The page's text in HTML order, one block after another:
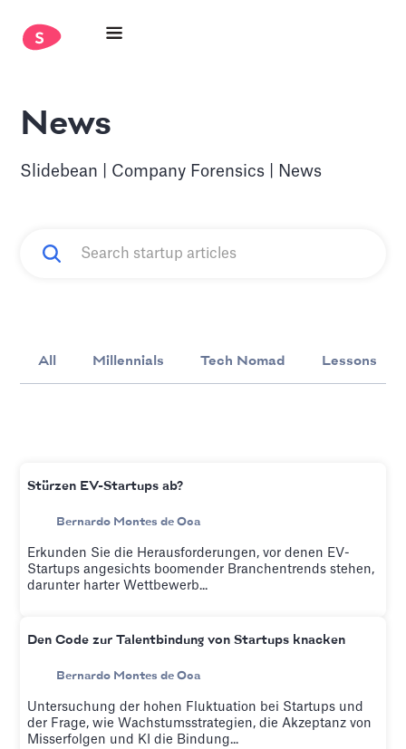
News
Slidebean | Company Forensics | News
All Millennials Tech Nomad Lessons
Stürzen EV-Startups ab?
Bernardo Montes de Oca
Erkunden Sie die Herausforderungen, vor denen EV-
Startups angesichts boomender Branchentrends stehen,
darunter harter Wettbewerb...
Den Code zur Talentbindung von Startups knacken
Bernardo Montes de Oca
Untersuchung der hohen Fluktuation bei Startups und
der Frage, wie Wachstumsstrategien, die Akzeptanz von
Misserfolgen und KI die Bindung...